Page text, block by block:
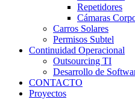
Repetidores
Cámaras
Carros Solares
Permisos Subtel
Continuidad Operacional
Outsourcing TI
Desarrollo de
CONTACTO
Proyectos